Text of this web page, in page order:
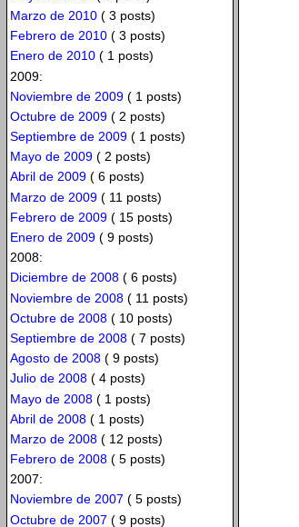
Marzo de 2010( 3 posts)
Febrero de 2010( 3 posts)
Enero de 2010( 1 posts)
2009:
Noviembre de 2009( 1 posts)
Octubre de 2009( 2 posts)
Septiembre de 2009( 1 posts)
Mayo de 2009( 2 posts)
Abril de 2009( 6 posts)
Marzo de 2009( 11 posts)
Febrero de 2009( 15 posts)
Enero de 2009( 9 posts)
2008:
Diciembre de 2008( 6 posts)
Noviembre de 2008( 11 posts)
Octubre de 2008( 10 posts)
Septiembre de 2008( 7 posts)
Agosto de 2008( 9 posts)
Julio de 2008( 4 posts)
Mayo de 2008( 1 posts)
Abril de 2008( 1 posts)
Marzo de 2008( 12 posts)
Febrero de 2008( 5 posts)
2007:
Noviembre de 2007 ( 5 posts)
Octubre de 2007 ( 9 posts)